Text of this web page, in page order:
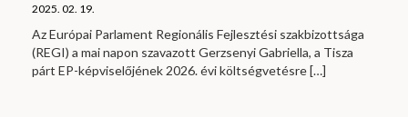
2025. 02. 19.
Az Európai Parlament Regionális Fejlesztési szakbizottsága
(REGI) a mai napon szavazott Gerzsenyi Gabriella, a Tisza
párt EP-képviselőjének 2026. évi költségvetésre[…]